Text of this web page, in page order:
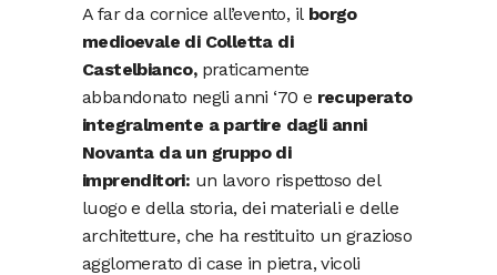
A far da cornice all’evento, il borgo
medioevale di Colletta di
Castelbianco, praticamente
abbandonato negli anni ‘70 e recuperato
integralmente a partire dagli anni
Novanta da un gruppo di
imprenditori: un lavoro rispettoso del
luogo e della storia, dei materiali e delle
architetture, che ha restituito un grazioso
agglomerato di case in pietra, vicoli